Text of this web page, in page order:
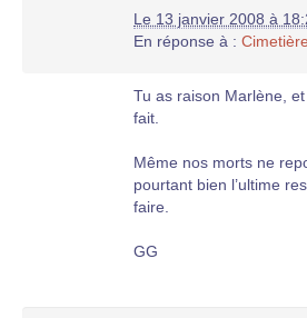
Le 13 janvier 2008 à
En réponse à :
Tu as raison Marlène,
fait.
Même nos morts ne
pourtant bien l’ultime
faire.
GG